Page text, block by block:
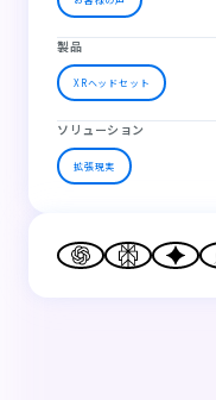
製品
XRヘッドセット
ソリューション
拡張現実